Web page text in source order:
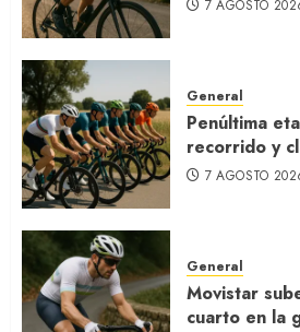
7 AGOSTO
General
Penúltima
recorrido y
7 AGOSTO
General
Movistar
cuarto en la